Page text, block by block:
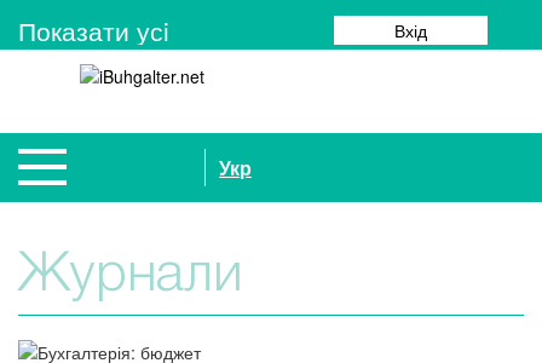
Показати усi Вхід
Укр
Журнали